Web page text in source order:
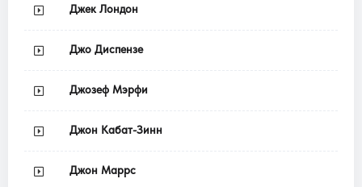
Джек Лондон
Джо Диспензе
Джозеф Мэрфи
Джон Кабат-Зинн
Джон Маррс